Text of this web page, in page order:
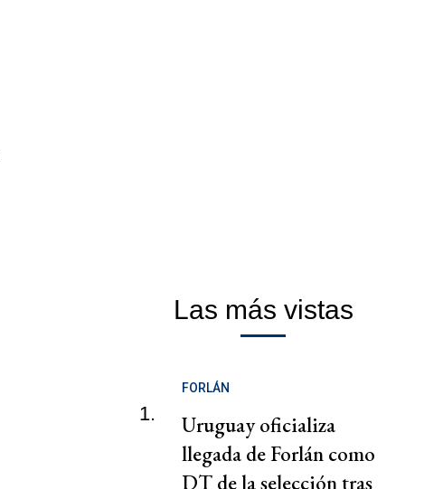
Las más vistas
1.
FORLÁN
Uruguay oficializa
llegada de Forlán como
DT de la selección tras